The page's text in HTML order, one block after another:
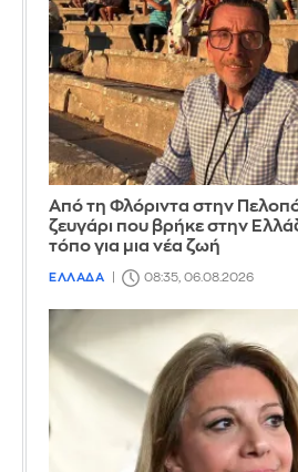
Από τη Φλόριντα στην
ζευγάρι που βρήκε στην
τόπο για μια νέα ζωή
ΕΛΛΑΔΑ 08:35, 06.08.2026